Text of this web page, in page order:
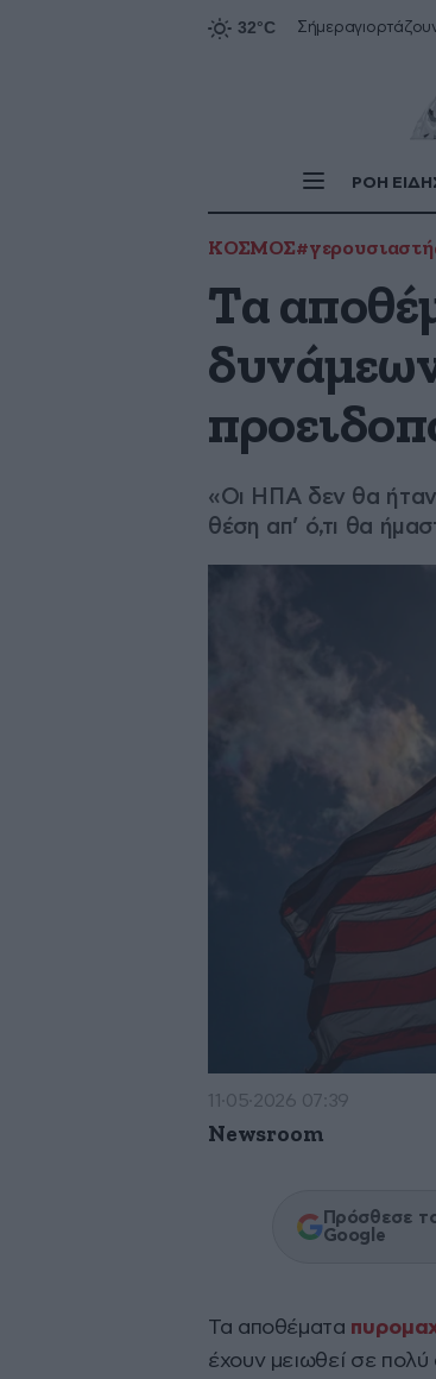
Σήμερα
ΡΟΗ
ΚΟΣΜΟΣ
Τα
«Οι ΗΠΑ δεν θα ήταν
θέση απ’ ό,τι θα
11·05·2026 07:39
Newsroom
Πρόσθεσε
Google
Τα αποθέματα
έχουν μειωθεί σε